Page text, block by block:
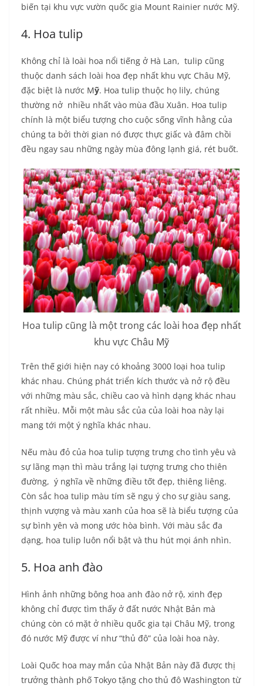
biến tại khu vực vườn quốc gia Mount Rainier nước Mỹ.
4. Hoa tulip
Không chỉ là loài hoa nổi tiếng ở Hà Lan, tulip cũng
thuộc danh sách loài hoa đẹp nhất khu vực Châu Mỹ,
đặc biệt là nước Mỹ. Hoa tulip thuộc họ lily, chúng
thường nở nhiều nhất vào mùa đầu Xuân. Hoa tulip
chính là một biểu tượng cho cuộc sống vĩnh hằng của
chúng ta bởi thời gian nó được thực giấc và đâm chồi
đều ngay sau những ngày mùa đông lạnh giá, rét buốt.
Hoa tulip cũng là một trong các loài hoa đẹp nhất
khu vực Châu Mỹ
Trên thế giới hiện nay có khoảng 3000 loại hoa tulip
khác nhau. Chúng phát triển kích thước và nở rộ đều
với những màu sắc, chiều cao và hình dạng khác nhau
rất nhiều. Mỗi một màu sắc của của loài hoa này lại
mang tới một ý nghĩa khác nhau.
Nếu màu đỏ của hoa tulip tượng trưng cho tình yêu và
sự lãng mạn thì màu trắng lại tượng trưng cho thiên
đường, ý nghĩa về những điều tốt đẹp, thiêng liêng.
Còn sắc hoa tulip màu tím sẽ ngụ ý cho sự giàu sang,
thịnh vượng và màu xanh của hoa sẽ là biểu tượng của
sự bình yên và mong ước hòa bình. Với màu sắc đa
dạng, hoa tulip luôn nổi bật và thu hút mọi ánh nhìn.
5. Hoa anh đào
Hình ảnh những bông hoa anh đào nở rộ, xinh đẹp
không chỉ được tìm thấy ở đất nước Nhật Bản mà
chúng còn có mặt ở nhiều quốc gia tại Châu Mỹ, trong
đó nước Mỹ được ví như “thủ đô” của loài hoa này.
Loài Quốc hoa may mắn của Nhật Bản này đã được thị
trưởng thành phố Tokyo tặng cho thủ đô Washington từ